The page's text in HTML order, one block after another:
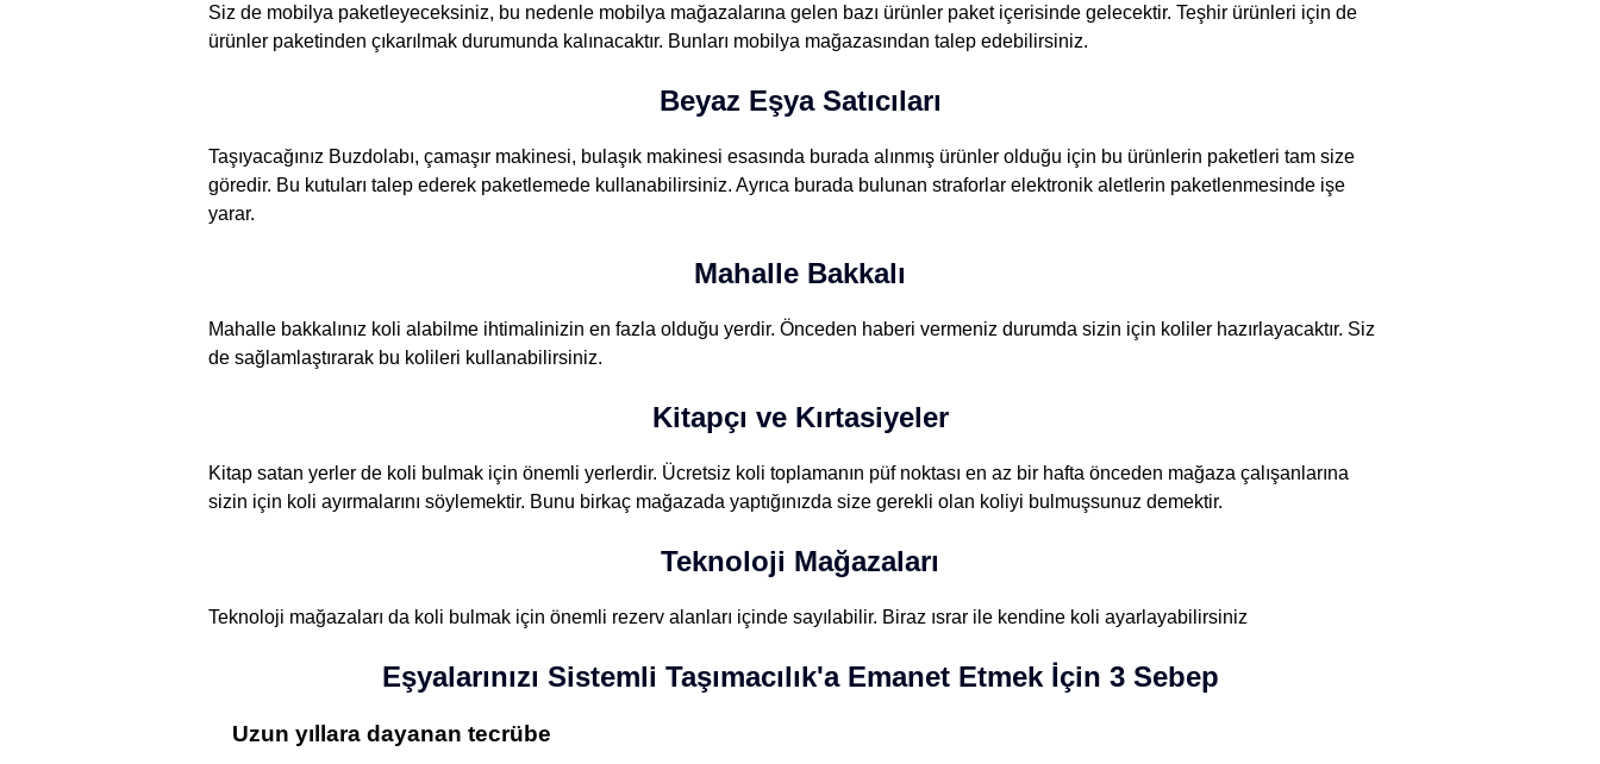
Siz de mobilya paketleyeceksiniz, bu nedenle mobilya mağazalarına gelen bazı ürünler paket içerisinde gelecektir. Teşhir ürünleri için de
ürünler paketinden çıkarılmak durumunda kalınacaktır. Bunları mobilya mağazasından talep edebilirsiniz.
Beyaz Eşya Satıcıları
Taşıyacağınız Buzdolabı, çamaşır makinesi, bulaşık makinesi esasında burada alınmış ürünler olduğu için bu ürünlerin paketleri tam size
göredir. Bu kutuları talep ederek paketlemede kullanabilirsiniz. Ayrıca burada bulunan straforlar elektronik aletlerin paketlenmesinde işe
yarar.
Mahalle Bakkalı
Mahalle bakkalınız koli alabilme ihtimalinizin en fazla olduğu yerdir. Önceden haberi vermeniz durumda sizin için koliler hazırlayacaktır. Siz
de sağlamlaştırarak bu kolileri kullanabilirsiniz.
Kitapçı ve Kırtasiyeler
Kitap satan yerler de koli bulmak için önemli yerlerdir. Ücretsiz koli toplamanın püf noktası en az bir hafta önceden mağaza çalışanlarına
sizin için koli ayırmalarını söylemektir. Bunu birkaç mağazada yaptığınızda size gerekli olan koliyi bulmuşsunuz demektir.
Teknoloji Mağazaları
Teknoloji mağazaları da koli bulmak için önemli rezerv alanları içinde sayılabilir. Biraz ısrar ile kendine koli ayarlayabilirsiniz
Eşyalarınızı Sistemli Taşımacılık'a Emanet Etmek İçin 3 Sebep
Uzun yıllara dayanan tecrübe